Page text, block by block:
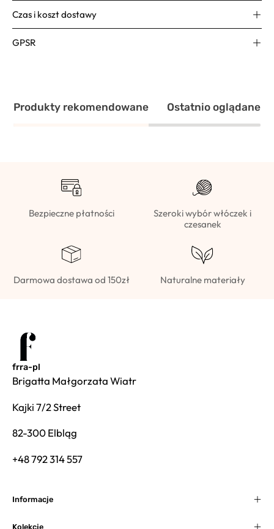
Czas i koszt dostawy
GPSR
Produkty rekomendowane Ostatnio oglądane
Bezpieczne płatności
Szeroki wybór włóczek i
czesanek
Darmowa dostawa od 150zł Naturalne materiały
frra-pl
Brigatta Małgorzata Wiatr
Kajki 7/2 Street
82-300 Elbląg
+48 792 314 557
Informacje
Kolekcje